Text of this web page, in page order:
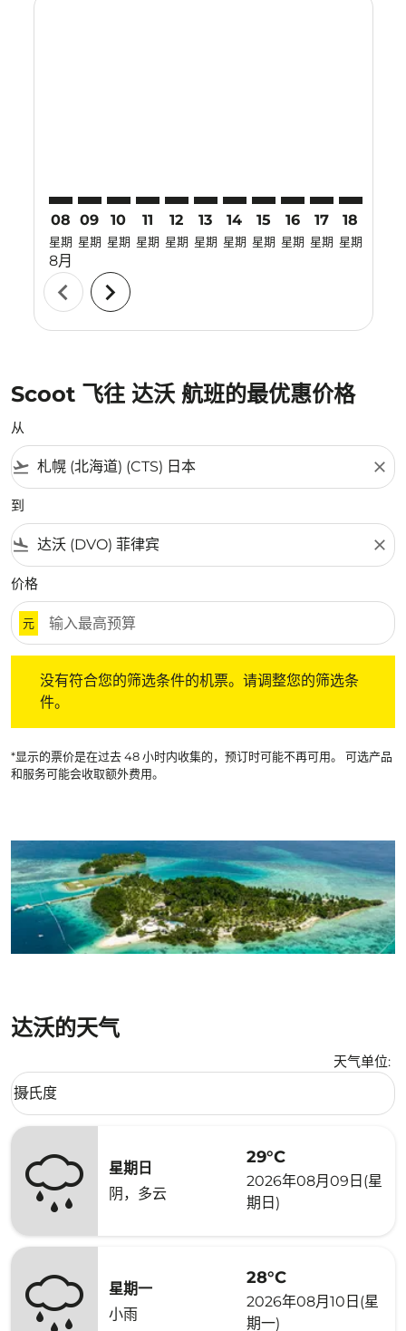
08
星期
8月
09
星期
10
星期
11
星期
12
星期
13
星期
14
星期
15
星期
16
星期
17
星期
18
星期
chevron_left chevron_right
Scoot 飞往 达沃 航班的最优惠价格
从
flight_takeoff close
到
flight_land close
价格
元
没有符合您的筛选条件的机票。请调整您的筛选条
件。
*显示的票价是在过去 48 小时内收集的，预订时可能不再可用。 可选产品
和服务可能会收取额外费用。
达沃的天气
天气单位:
Weather unit option 摄氏度 Selected
摄氏度
keyboard_arrow_down
星期日
阴，多云
29°C
2026年08月09日(星
期日)
星期一
小雨
28°C
2026年08月10日(星
期一)